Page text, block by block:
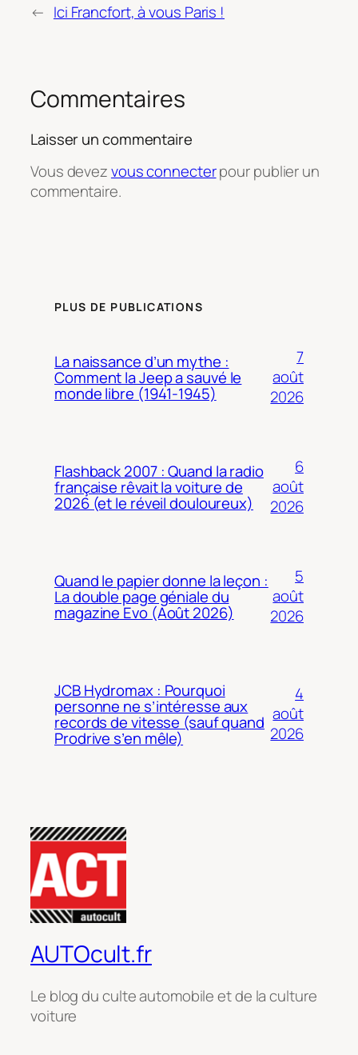
← Ici Francfort, à vous Paris !
Commentaires
Laisser un commentaire
Vous devezvous connecterpour publier un
commentaire.
PLUS DE PUBLICATIONS
La naissance d’un mythe :
Comment la Jeep a sauvé le
monde libre (1941-1945)
7
août
2026
Flashback 2007 : Quand la radio
française rêvait la voiture de
2026 (et le réveil douloureux)
6
août
2026
Quand le papier donne la leçon :
La double page géniale du
magazine Evo (Août 2026)
5
août
2026
JCB Hydromax : Pourquoi
personne ne s’intéresse aux
records de vitesse (sauf quand
Prodrive s’en mêle)
4
août
2026
AUTOcult.fr
Le blog du culte automobile et de la culture
voiture